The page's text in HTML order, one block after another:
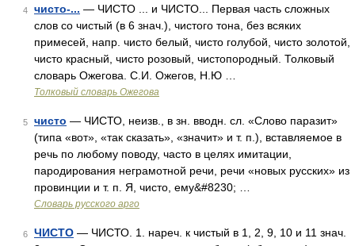
4 чисто-... — ЧИСТО ... и ЧИСТО... Первая часть сложных
слов со чистый (в 6 знач.), чистого тона, без всяких
примесей, напр. чисто белый, чисто голубой, чисто золотой,
чисто красный, чисто розовый, чистопородный. Толковый
словарь Ожегова. С.И. Ожегов, Н.Ю …
Толковый словарь Ожегова
5 чисто — ЧИСТО, неизв., в зн. вводн. сл. «Слово паразит»
(типа «вот», «так сказать», «значит» и т. п.), вставляемое в
речь по любому поводу, часто в целях имитации,
пародирования неграмотной речи, речи «новых русских» из
провинции и т. п. Я, чисто, ему&#8230; …
Словарь русского арго
6 ЧИСТО — ЧИСТО. 1. нареч. к чистый в 1, 2, 9, 10 и 11 знач.